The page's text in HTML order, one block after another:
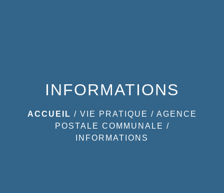
INFORMATIONS
ACCUEIL / VIE PRATIQUE / AGENCE
POSTALE COMMUNALE /
INFORMATIONS